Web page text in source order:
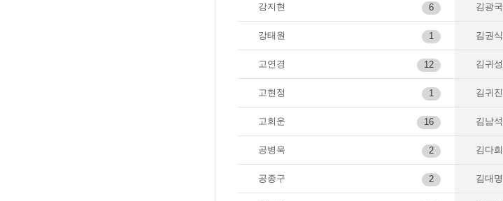
6
강지현
1
강태원
12
고연경
1
고현정
16
고희운
2
공병욱
2
공종구
김광국
김권식
김귀성
김귀진
김남석
김다희
김대명